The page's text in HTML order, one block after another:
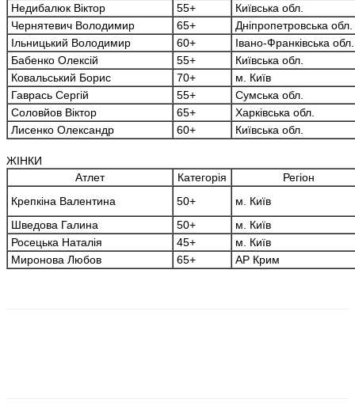
Недибалюк Віктор
55+
Київська обл.
Чернятевич Володимир
65+
Дніпропетровська обл.
Ільницький Володимир
60+
Івано-Франківська обл.
Бабенко Олексій
55+
Київська обл.
Ковальський Борис
70+
м. Київ
Гаврась Сергій
55+
Сумська обл.
Соловйов Віктор
65+
Харківська обл.
Лисенко Олександр
60+ Київська обл.
ЖІНКИ
Атлет
Категорія
Регіон
Крепкіна Валентина
50+
м. Київ
Шведова Галина
50+
м. Київ
Росецька Наталія
45+
м. Київ
Миронова Любов
65+ АР Крим